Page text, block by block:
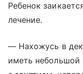
Ребенок
лечение.
— Нахожусь в
иметь небольшой